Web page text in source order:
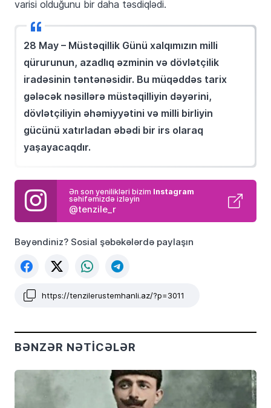
varisi olduğunu bir daha təsdiqlədi.
28 May – Müstəqillik Günü xalqımızın milli
qürurunun, azadlıq əzminin və dövlətçilik
iradəsinin təntənəsidir. Bu müqəddəs tarix
gələcək nəsillərə müstəqilliyin dəyərini,
dövlətçiliyin əhəmiyyətini və milli birliyin
gücünü xatırladan əbədi bir irs olaraq
yaşayacaqdır.
Ən son yenilikləri bizim Instagram
səhifəmizdə izləyin
@tenzile_r
Bəyəndiniz? Sosial şəbəkələrdə paylaşın
https://tenzilerustemhanli.az/?p=3011
BƏNZƏR NƏTICƏLƏR